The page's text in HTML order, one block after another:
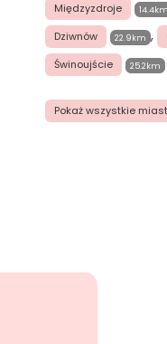
Międzyzdroje 14.4km
Dziwnów 22.9km ,
Świnoujście 25.2km
Pokaż wszystkie